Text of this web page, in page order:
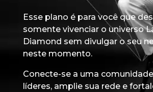
Esse plano é para você que
somente vivenciar o universo
Diamond sem divulgar o seu
neste momento.
Conecte-se a uma
líderes, amplie sua rede e